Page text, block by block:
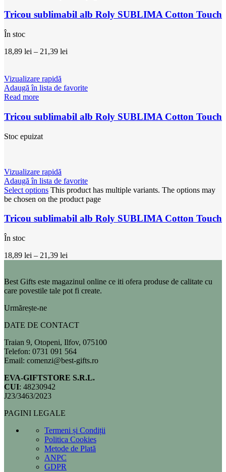
Tricou sublimabil alb Roly SUBLIMA Cotton Touch
În stoc
18,89 lei – 21,39 lei
Vizualizare rapidă
Adaugă în lista de favorite
Read more
Tricou sublimabil alb Roly SUBLIMA Cotton Touch
Stoc epuizat
Vizualizare rapidă
Adaugă în lista de favorite
Select options This product has multiple variants. The options may
be chosen on the product page
Tricou sublimabil alb Roly SUBLIMA Cotton Touch
În stoc
18,89 lei – 21,39 lei
Best Gifts este magazinul online ce iti ofera produse de calitate cu
care povestile tale pot fi create.
Urmărește-ne
DATE DE CONTACT
Traian 9, Otopeni, Ilfov, 075100
Telefon: 0731 091 564
Email: comenzi@best-gifts.ro
EVA-GIFTSTORE S.R.L.
CUI: 48230942
J23/3463/2023
PAGINI LEGALE
Termeni și Condiții
Politica Cookies
Metode de Plată
ANPC
GDPR